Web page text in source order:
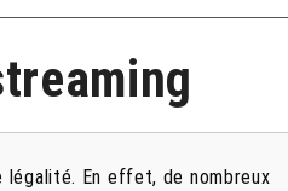
légalité. En effet, de nombreux